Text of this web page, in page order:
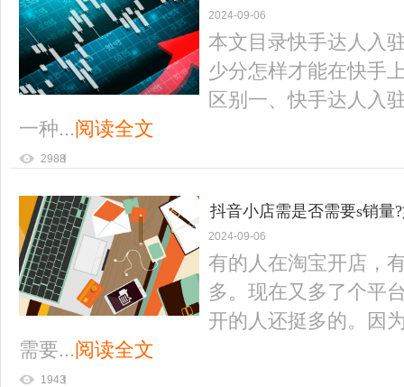
2024-09-06
本文目录快手达人入
少分怎样才能在快手
区别一、快手达人入
一种...阅读全文
2988
抖音小店需是否需要s销量
2024-09-06
有的人在淘宝开店，
多。现在又多了个平
开的人还挺多的。因
需要...阅读全文
1943